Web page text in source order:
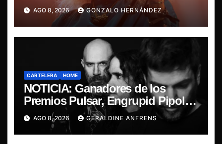
última misa
AGO 8, 2026 GONZALO HERNÁNDEZ
CARTELERA HOME
NOTICIA: Ganadores de los
Premios Pulsar, Engrupid Pipol
presentan show exclusivo.
AGO 8, 2026 GERALDINE ANFRENS